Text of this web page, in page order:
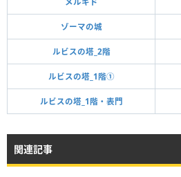
ゾーマの城
ルビスの塔_2階
ルビスの塔_1階①
ルビスの塔_1階・表門
関連記事